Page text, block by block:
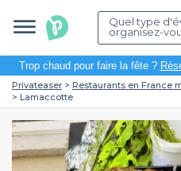
Quel type
organisez-
Trop chaud pour faire la fête ?
Privateaser Restaurants en France
Lamaccotte